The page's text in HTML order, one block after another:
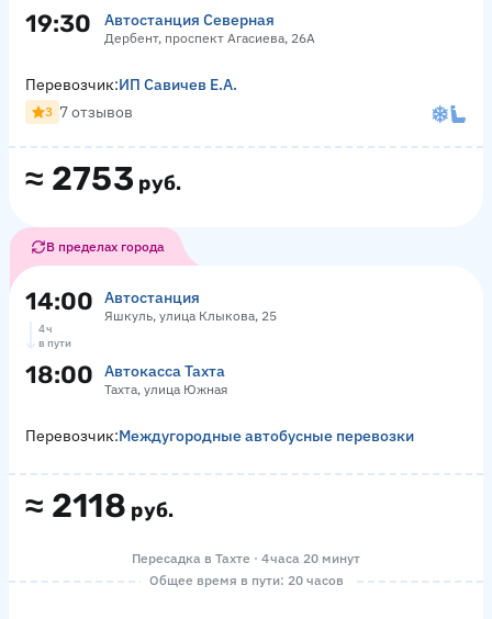
19:30 Автостанция Северная
Дербент, проспект Агасиева, 26А
≈ 2753 руб.
Перевозчик:ИП Савичев Е.А.
3 7 отзывов
В пределах города
14:00 Автостанция
Яшкуль, улица Клыкова, 25
4 ч
в пути
18:00 Автокасса Тахта
Тахта, улица Южная
≈ 2118 руб.
Перевозчик:Междугородные автобусные перевозки
Пересадка в Тахте · 4 часа 20 минут
Общее время в пути: 20 часов